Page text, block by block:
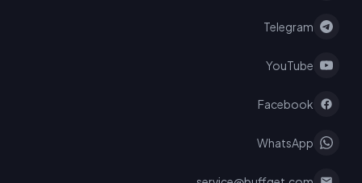
Telegram
YouTube
Facebook
WhatsApp